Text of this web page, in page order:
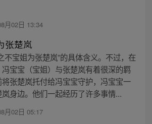
月02日 13:34
张楚岚
不宝姐为张楚岚”的具体含义。不过，在
冯宝宝（宝姐）与张楚岚有着很深的羁
张楚岚托付给冯宝宝守护，冯宝宝一
身边。他们一起经历了许多事情...
月02日 05:17